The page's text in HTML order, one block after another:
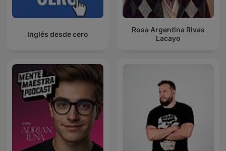
Inglés desde cero
Rosa Argentina Rivas
Lacayo